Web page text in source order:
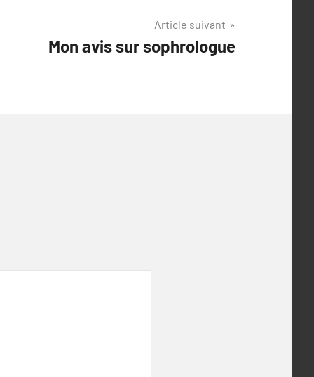
Article suivant
Mon avis sur sophrologue